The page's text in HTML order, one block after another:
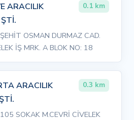
ARACILIK
0.1 km
OSMAN DURMAZ CAD.
İŞ MRK. A BLOK NO: 18
ARACILIK
0.3 km
SOKAK M.CEVRİ CİVELEK